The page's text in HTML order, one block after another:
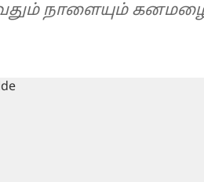
நாளையும்